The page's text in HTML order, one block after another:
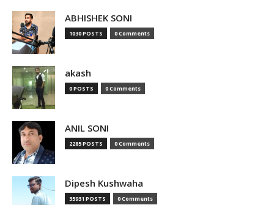
ABHISHEK SONI
1030 POSTS 0 Comments
akash
0 POSTS 0 Comments
ANIL SONI
2285 POSTS 0 Comments
Dipesh Kushwaha
35931 POSTS 0 Comments